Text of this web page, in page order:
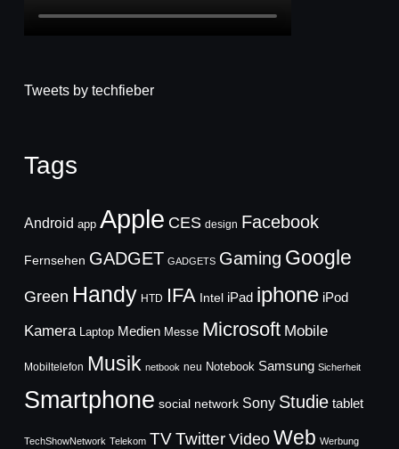
Tweets by techfieber
Tags
Android app Apple CES design Facebook
Fernsehen GADGET GADGETS Gaming Google
Green Handy HTD IFA Intel iPad iphone iPod
Kamera Laptop Medien Messe Microsoft Mobile
Mobiltelefon Musik netbook neu Notebook Samsung Sicherheit
Smartphone social network Sony Studie tablet
TechShowNetwork Telekom TVTwitter Video Web Werbung